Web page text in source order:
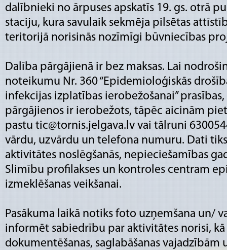
dalībnieki no ārpuses apskatīs 19. gs. otrā
staciju, kura savulaik sekmēja pilsētas
teritorijā norisinās nozīmīgi būvniecības
Dalība pārgājienā ir bez maksas. Lai
noteikumu Nr. 360 “Epidemioloģiskās
infekcijas izplatības ierobežošanai”
pārgājienos ir ierobežots, tāpēc aicinām
pastu tic@tornis.jelgava.lv vai tālruni
vārdu, uzvārdu un telefona numuru. Dati
aktivitātes noslēgšanās, nepieciešamības
Slimību profilakses un kontroles centram
izmeklēšanas veikšanai.
Pasākuma laikā notiks foto uzņemšana un/
informēt sabiedrību par aktivitātes norisi, kā
dokumentēšanas, saglabāšanas